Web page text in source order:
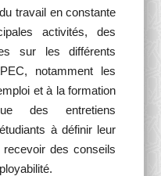
travail en constante
activités, des
sur les différents
notamment les
et à la formation
des entretiens
à définir leur
des conseils